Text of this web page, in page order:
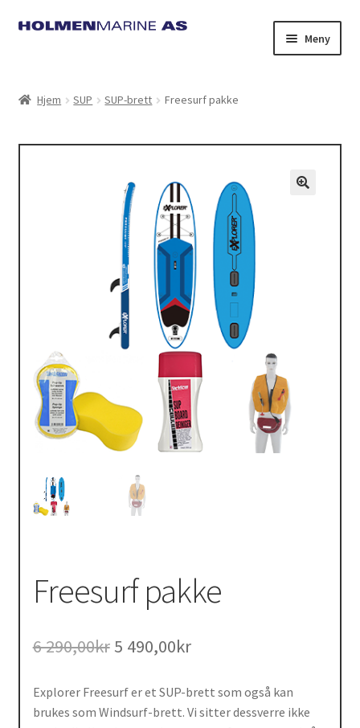
Hopp
Hopp
Meny
Hjem SUP SUP-brett Freesurf pakke
Freesurf pakke
6 290,00kr Opprinnelig
var:
6
5 490,00krNåværende
er:
5
Explorer Freesurf er et SUP-brett som også kan
brukes som Windsurf-brett. Vi sitter dessverre ikke